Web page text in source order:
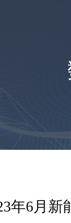
年6月新